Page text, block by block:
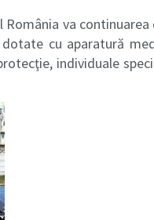
România va
cu aparatură
individuale